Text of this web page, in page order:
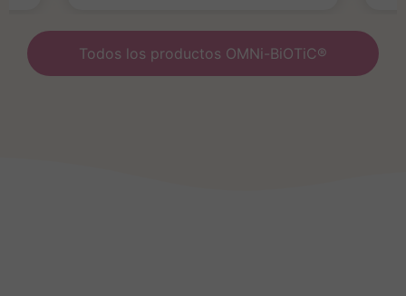
Todos los productos OMNi-BiOTiC®